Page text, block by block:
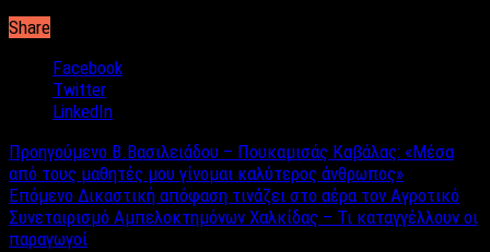
Share
Facebook
Twitter
LinkedIn
Προηγούμενο Β.Βασιλειάδου – Πουκαμισάς Καβάλας: «Μέσα
από τους μαθητές μου γίνομαι καλύτερος άνθρωπος»
Επόμενο Δικαστική απόφαση τινάζει στο αέρα τον Αγροτικό
Συνεταιρισμό Αμπελοκτημόνων Χαλκίδας – Τι καταγγέλλουν οι
παραγωγοί